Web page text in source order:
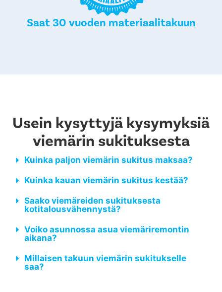
Saat 30 vuoden materiaalitakuun
Usein kysyttyjä kysymyksiä
viemärin sukituksesta
Kuinka paljon viemärin sukitus maksaa?
Kuinka kauan viemärin sukitus kestää?
Saako viemäreiden sukituksesta
kotitalousvähennystä?
Voiko asunnossa asua viemäriremontin
aikana?
Millaisen takuun viemärin sukitukselle
saa?